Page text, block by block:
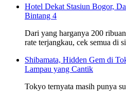
Hotel Dekat Stasiun Bogor,
Bintang 4
Dari yang harganya 200
rate terjangkau, cek semua di
Shibamata, Hidden Gem di
Lampau yang Cantik
Tokyo ternyata masih punya